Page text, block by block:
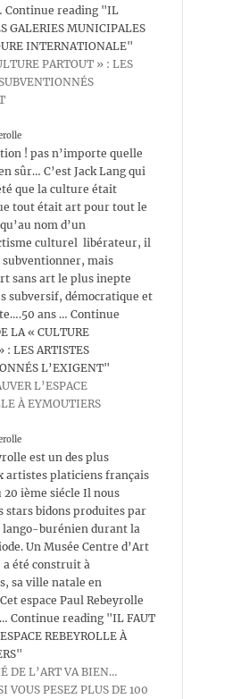
Continue reading "IL
GALERIES MUNICIPALES
INTERNATIONALE"
PARTOUT » : LES
! pas n’importe quelle
sûr… C’est Jack Lang qui
que la culture était
tout était art pour tout le
nom d’un
culturel libérateur, il
mais
sans art le plus inepte
subversif, démocratique et
ans … Continue
LA « CULTURE
: LES ARTISTES
L’EXIGENT"
L’ESPACE
À EYMOUTIERS
est un des plus
artistes platiciens français
20 ième siécle Il nous
stars bidons produites par
lango-burénien durant la
Un Musée Centre d’Art
a été construit à
sa ville natale en
espace Paul Rebeyrolle
Continue reading "IL FAUT
REBEYROLLE À
DE L’ART VA BIEN…
VOUS PESEZ PLUS DE 100